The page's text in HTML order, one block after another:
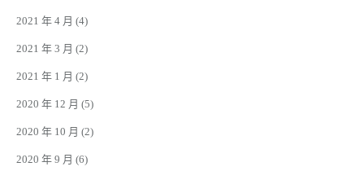
2021 年 4 月 (4)
2021 年 3 月 (2)
2021 年 1 月 (2)
2020 年 12 月 (5)
2020 年 10 月 (2)
2020 年 9 月 (6)